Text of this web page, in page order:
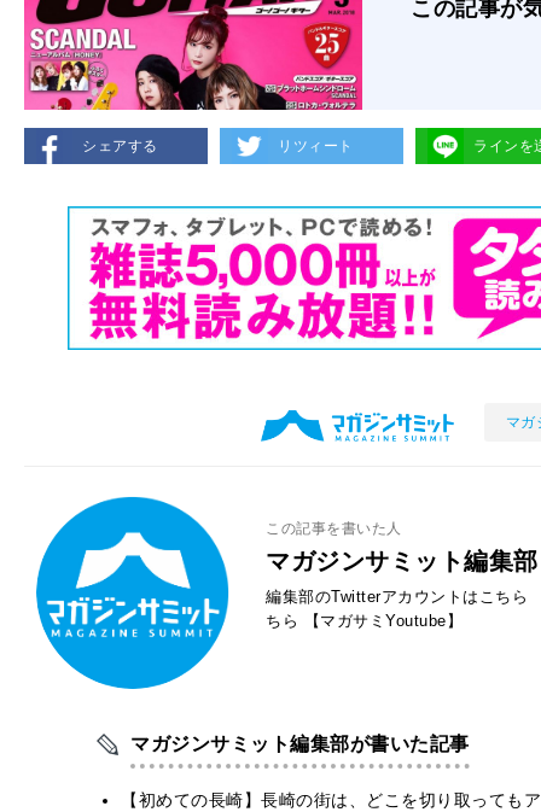
この記事が
シェアする リツィート ラインを
マガ
この記事を書いた人
マガジンサミット編集部
編集部のTwitterアカウントはこちら
ちら
【マガサミYoutube】
マガジンサミット編集部が書いた記事
【初めての長崎】長崎の街は、どこを切り取って